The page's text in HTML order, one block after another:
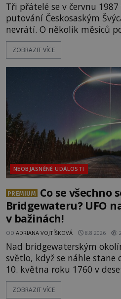
Tři přátelé se v červnu
putování Českosaským
nevrátí. O několik měsíců později jsou v
nepřístupných skalách u
kostry – a s nimi stopy,
přírodní živel, neznámý
tehdejší režim nechtěl odhalit?
ids="171131,171132,1711
ZOBRAZIT VÍCE
NEOBJASNĚNÉ UDÁLOSTI
PREMIUM
Co se všechno
Bridgewateru? UFO
v bažinách!
OD ADRIANA VOJTÍŠKOVÁ 8.8.2026
Nad bridgewaterským
světlo, když se náhle stane
10. května roku 1760 v
dojde k vůbec prvnímu
přeletu UFO. Podle záznamů vyzařuje takové
ZOBRAZIT VÍCE